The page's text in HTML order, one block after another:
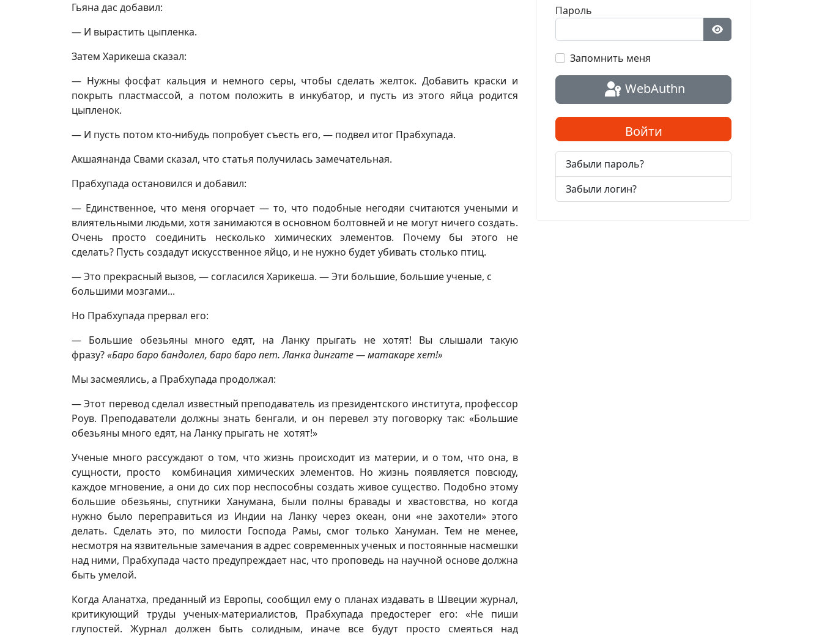
Гьяна дас добавил:
— И вырастить цыпленка.
Затем Харикеша сказал:
— Нужны фосфат кальция и немного серы, чтобы сделать желток. Добавить краски и
покрыть пластмассой, а потом положить в инкубатор, и пусть из этого яйца родится
цыпленок.
— И пусть потом кто-нибудь попробует съесть его, — подвел итог Прабхупада.
Акшаянанда Свами сказал, что статья получилась замечательная.
Прабхупада остановился и добавил:
— Единственное, что меня огорчает — то, что подобные негодяи считаются учеными и
влиятельными людьми, хотя занимаются в основном болтовней и не могут ничего создать.
Очень просто соединить несколько химических элементов. Почему бы этого не
сделать? Пусть создадут искусственное яйцо, и не нужно будет убивать столько птиц.
— Это прекрасный вызов, — согласился Харикеша. — Эти большие, большие ученые, с
большими мозгами...
Но Прабхупада прервал его:
— Большие обезьяны много едят, на Ланку прыгать не хотят! Вы слышали такую
фразу?«Баро баро бандолел, баро баро пет. Ланка дингате — матакаре хет!»
Мы засмеялись, а Прабхупада продолжал:
— Этот перевод сделал известный преподаватель из президентского института, профессор
Роув. Преподаватели должны знать бенгали, и он перевел эту поговорку так: «Большие
обезьяны много едят, на Ланку прыгать не хотят!»
Ученые много рассуждают о том, что жизнь происходит из материи, и о том, что она, в
сущности, просто комбинация химических элементов. Но жизнь появляется повсюду,
каждое мгновение, а они до сих пор неспособны создать живое существо. Подобно этому
большие обезьяны, спутники Ханумана, были полны бравады и хвастовства, но когда
нужно было переправиться из Индии на Ланку через океан, они «не захотели» этого
делать. Сделать это, по милости Господа Рамы, смог только Хануман. Тем не менее,
несмотря на язвительные замечания в адрес современных ученых и постоянные насмешки
над ними, Прабхупада часто предупреждает нас, что проповедь на научной основе должна
быть умелой.
Когда Аланатха, преданный из Европы, сообщил ему о планах издавать в Швеции журнал,
критикующий труды ученых-материалистов, Прабхупада предостерег его: «Не пиши
глупостей. Журнал должен быть солидным, иначе все будут просто смеяться над
Пароль
Показать пароль
Запомнить меня
WebAuthn
Войти
Забыли пароль?
Забыли логин?